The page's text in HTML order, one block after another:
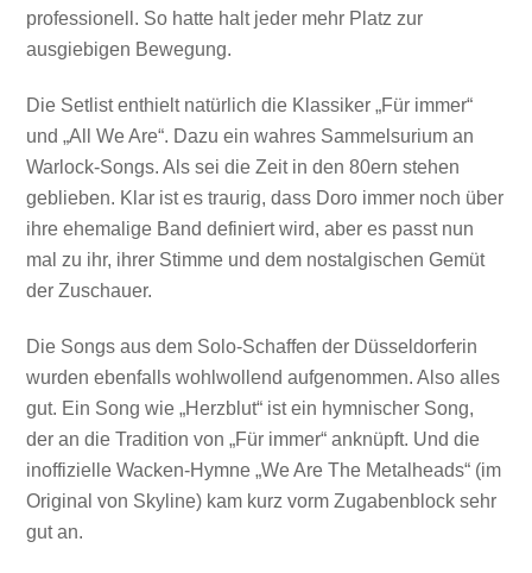
professionell. So hatte halt jeder mehr Platz zur
ausgiebigen Bewegung.
Die Setlist enthielt natürlich die Klassiker „Für immer“
und „All We Are“. Dazu ein wahres Sammelsurium an
Warlock-Songs. Als sei die Zeit in den 80ern stehen
geblieben. Klar ist es traurig, dass Doro immer noch über
ihre ehemalige Band definiert wird, aber es passt nun
mal zu ihr, ihrer Stimme und dem nostalgischen Gemüt
der Zuschauer.
Die Songs aus dem Solo-Schaffen der Düsseldorferin
wurden ebenfalls wohlwollend aufgenommen. Also alles
gut. Ein Song wie „Herzblut“ ist ein hymnischer Song,
der an die Tradition von „Für immer“ anknüpft. Und die
inoffizielle Wacken-Hymne „We Are The Metalheads“ (im
Original von Skyline) kam kurz vorm Zugabenblock sehr
gut an.